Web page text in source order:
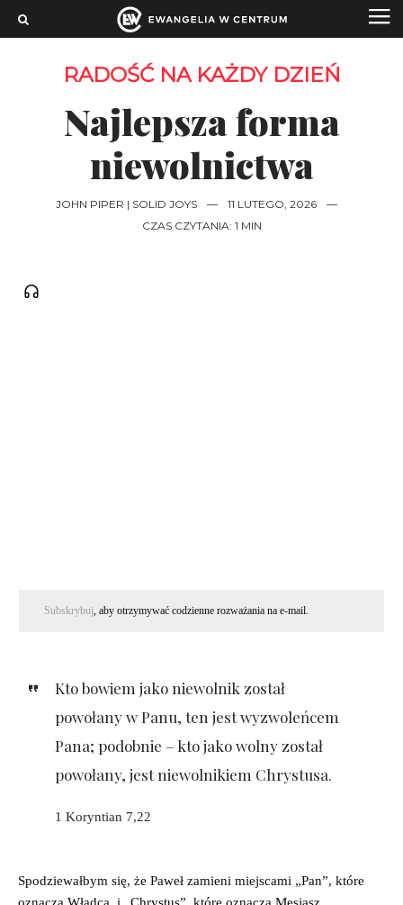
RADOŚĆ NA KAŻDY DZIEŃ
Najlepsza forma
niewolnictwa
JOHN PIPER | SOLID JOYS — 11 LUTEGO, 2026
—
CZAS CZYTANIA: 1 MIN
Subskrybuj , aby otrzymywać codzienne rozważania na e-mail.
Kto bowiem jako niewolnik został
powołany w Panu, ten jest wyzwoleńcem
Pana; podobnie – kto jako wolny został
powołany, jest niewolnikiem Chrystusa.
1 Koryntian 7,22
Spodziewałbym się, że Paweł zamieni miejscami „Pan”, które
oznacza Władca, i „Chrystus”, które oznacza Mesjasz.